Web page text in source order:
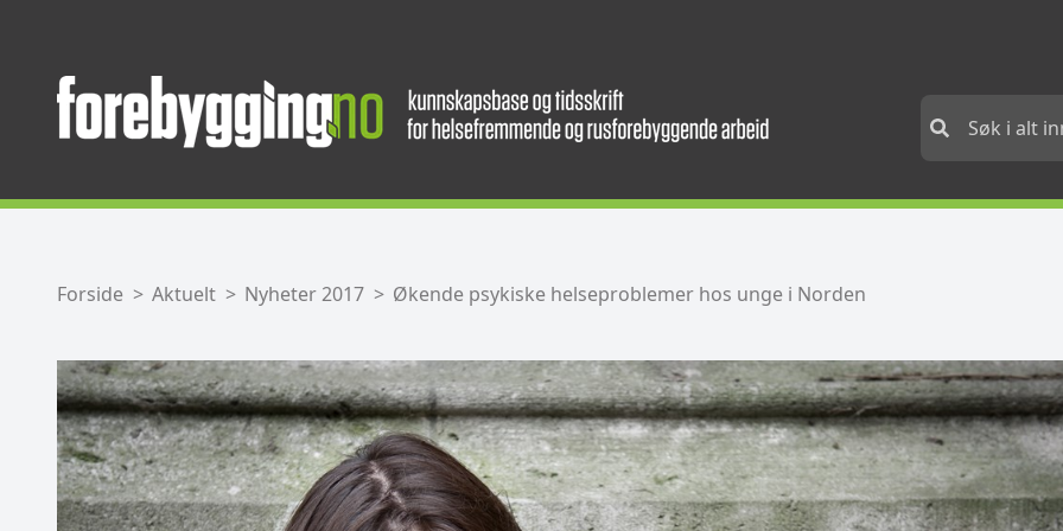
Forside Aktuelt Nyheter 2017 Økende psykiske helseproblemer hos unge i Norden